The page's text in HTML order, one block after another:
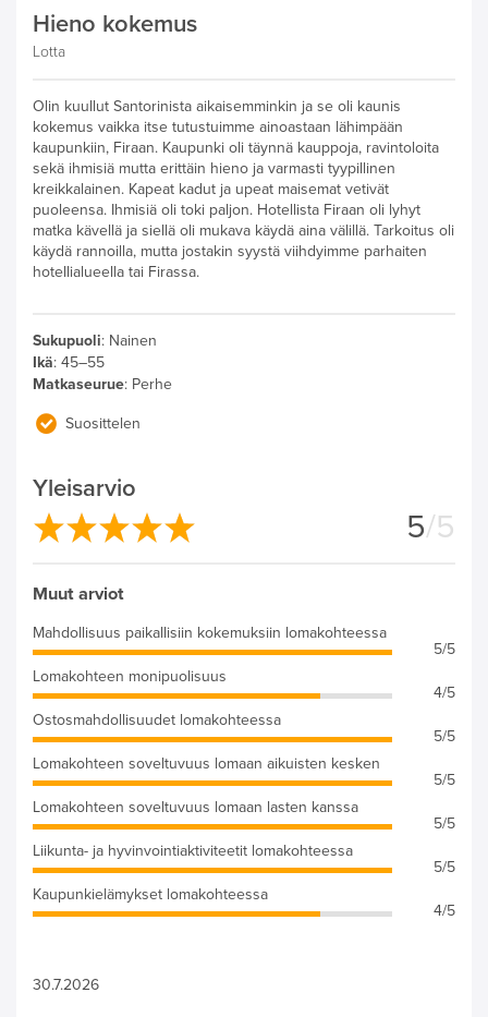
Hieno kokemus
Lotta
Olin kuullut Santorinista aikaisemminkin ja se oli kaunis
kokemus vaikka itse tutustuimme ainoastaan lähimpään
kaupunkiin, Firaan. Kaupunki oli täynnä kauppoja, ravintoloita
sekä ihmisiä mutta erittäin hieno ja varmasti tyypillinen
kreikkalainen. Kapeat kadut ja upeat maisemat vetivät
puoleensa. Ihmisiä oli toki paljon. Hotellista Firaan oli lyhyt
matka kävellä ja siellä oli mukava käydä aina välillä. Tarkoitus oli
käydä rannoilla, mutta jostakin syystä viihdyimme parhaiten
hotellialueella tai Firassa.
Sukupuoli: Nainen
Ikä: 45–55
Matkaseurue: Perhe
Suosittelen
Yleisarvio
5/5
Muut arviot
Mahdollisuus paikallisiin kokemuksiin lomakohteessa
5/5
Lomakohteen monipuolisuus
4/5
Ostosmahdollisuudet lomakohteessa
5/5
Lomakohteen soveltuvuus lomaan aikuisten kesken
5/5
Lomakohteen soveltuvuus lomaan lasten kanssa
5/5
Liikunta- ja hyvinvointiaktiviteetit lomakohteessa
5/5
Kaupunkielämykset lomakohteessa
4/5
30.7.2026